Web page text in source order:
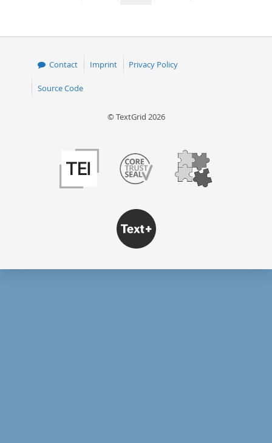
Contact Imprint Privacy Policy
Source Code
© TextGrid 2026